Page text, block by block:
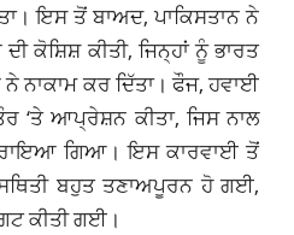
ਇਸ ਤੋਂ ਬਾਅਦ, ਪਾਕਿਸਤਾਨ ਨੇ
ਕੋਸ਼ਿਸ਼ ਕੀਤੀ, ਜਿਨ੍ਹਾਂ ਨੂੰ ਭਾਰਤ
ਨਾਕਾਮ ਕਰ ਦਿੱਤਾ। ਫੌਜ, ਹਵਾਈ
‘ਤੇ ਆਪ੍ਰੇਸ਼ਨ ਕੀਤਾ, ਜਿਸ ਨਾਲ
ਗਿਆ। ਇਸ ਕਾਰਵਾਈ ਤੋਂ
ਬਹੁਤ ਤਣਾਅਪੂਰਨ ਹੋ ਗਈ,
ਕੀਤੀ ਗਈ।